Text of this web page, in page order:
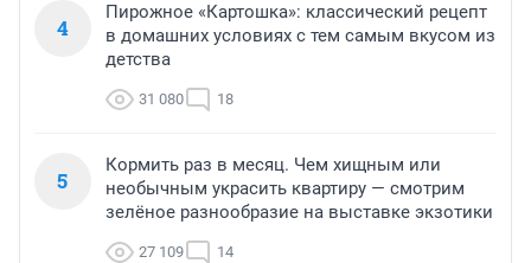
4
Пирожное «Картошка»: классический рецепт
в домашних условиях с тем самым вкусом из
детства
31 080 18
5
Кормить раз в месяц. Чем хищным или
необычным украсить квартиру — смотрим
зелёное разнообразие на выставке экзотики
27 109 14